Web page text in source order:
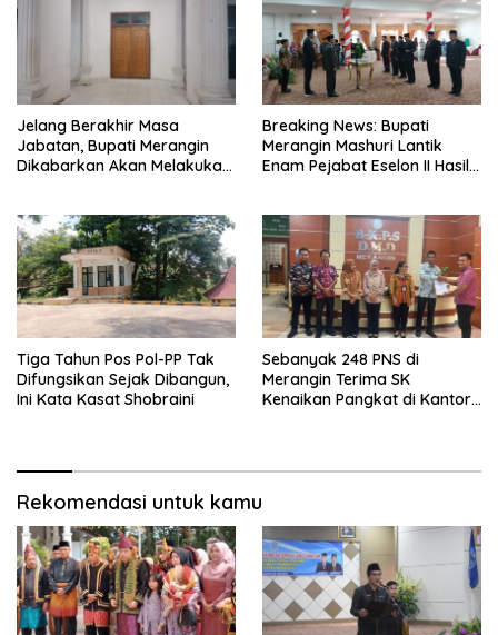
Jelang Berakhir Masa
Jabatan, Bupati Merangin
Dikabarkan Akan Melakukan
Breaking News: Bupati
Merangin Mashuri Lantik
Enam Pejabat Eselon II Hasil
Tiga Tahun Pos Pol-PP Tak
Difungsikan Sejak Dibangun,
Ini Kata Kasat Shobraini
Sebanyak 248 PNS di
Merangin Terima SK
Kenaikan Pangkat di Kantor
Rekomendasi untuk kamu